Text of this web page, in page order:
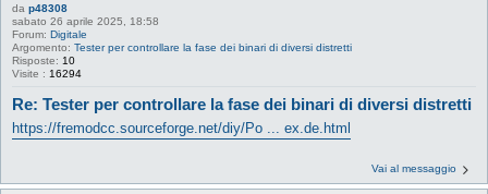
da p48308
sabato 26 aprile 2025, 18:58
Forum: Digitale
Argomento: Tester per controllare la fase dei binari di diversi distretti
Risposte: 10
Visite : 16294
Re: Tester per controllare la fase dei binari di diversi distretti
https://fremodcc.sourceforge.net/diy/Po ... ex.de.html
Vai al messaggio